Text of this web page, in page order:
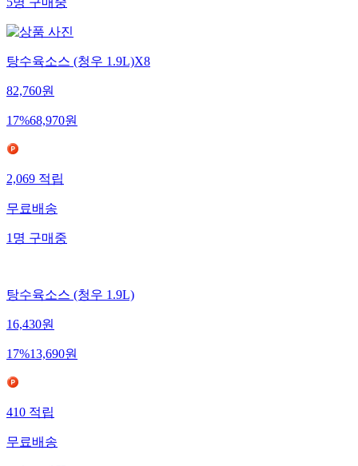
5명구매중
탕수육소스 (청우 1.9L)X8
82,760원
17%68,970원
2,069적립
무료배송
1명구매중
탕수육소스 (청우 1.9L)
16,430원
17%13,690원
410적립
무료배송